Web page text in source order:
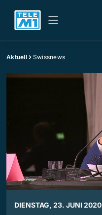
Aktuell Swissnews
DIENSTAG, 23. JUNI 2020